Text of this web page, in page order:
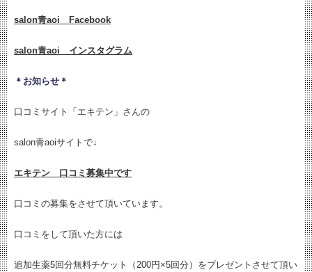
salon青aoi Facebook
salon青aoi インスタグラム
＊お知らせ＊
口コミサイト「エキテン」さんの
salon青aoiサイトで↓
エキテン 口コミ募集中です
口コミの募集をさせて頂いています。
口コミをして頂いた方には
追加生薬5回分無料チケット（200円×5回分）をプレゼントさせて頂い